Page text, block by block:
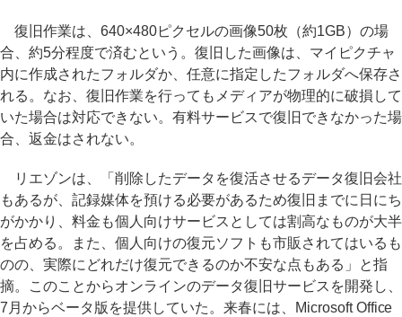
復旧作業は、640×480ピクセルの画像50枚（約1GB）の場
合、約5分程度で済むという。復旧した画像は、マイピクチャ
内に作成されたフォルダか、任意に指定したフォルダへ保存さ
れる。なお、復旧作業を行ってもメディアが物理的に破損して
いた場合は対応できない。有料サービスで復旧できなかった場
合、返金はされない。
リエゾンは、「削除したデータを復活させるデータ復旧会社
もあるが、記録媒体を預ける必要があるため復旧までに日にち
がかかり、料金も個人向けサービスとしては割高なものが大半
を占める。また、個人向けの復元ソフトも市販されてはいるも
のの、実際にどれだけ復元できるのか不安な点もある」と指
摘。このことからオンラインのデータ復旧サービスを開発し、
7月からベータ版を提供していた。来春には、Microsoft Office